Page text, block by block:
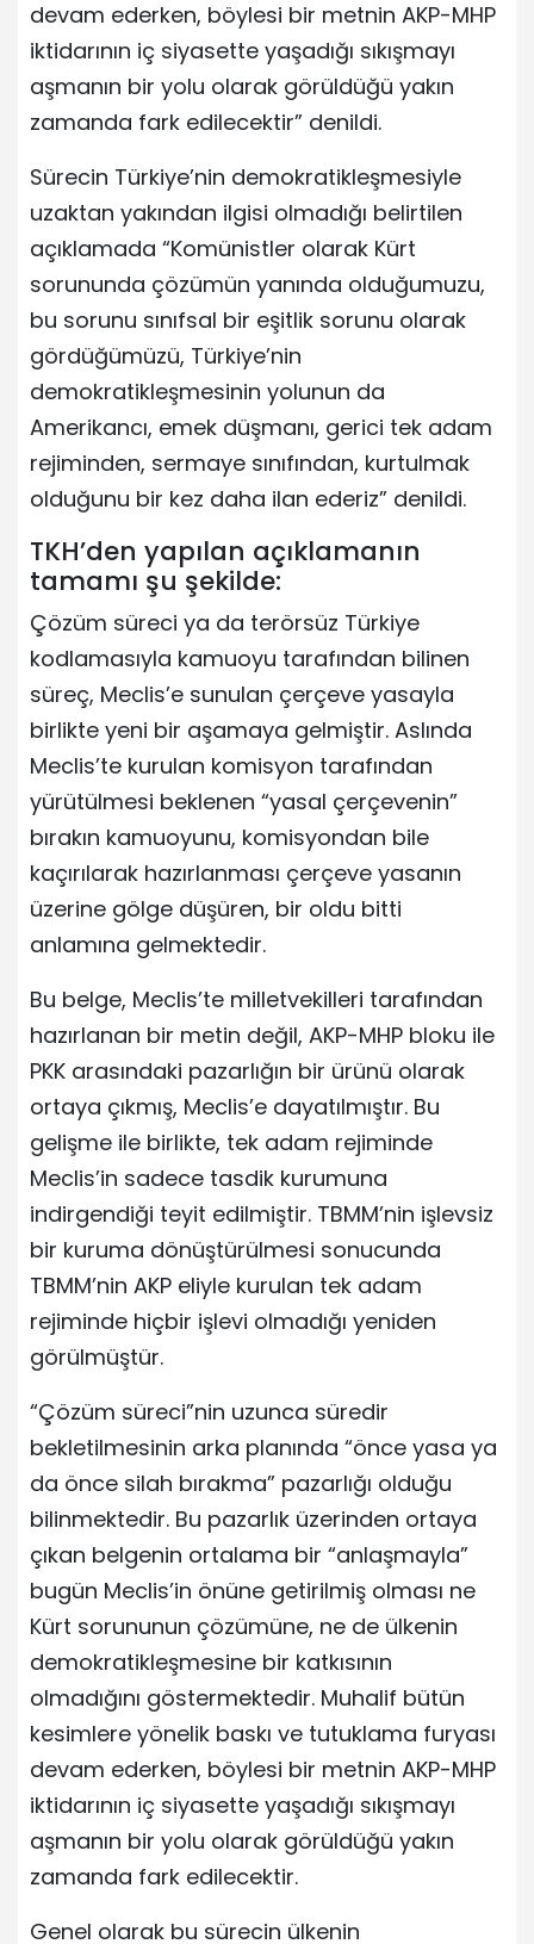
devam ederken, böylesi bir metnin AKP-MHP
iktidarının iç siyasette yaşadığı sıkışmayı
aşmanın bir yolu olarak görüldüğü yakın
zamanda fark edilecektir” denildi.
Sürecin Türkiye’nin demokratikleşmesiyle
uzaktan yakından ilgisi olmadığı belirtilen
açıklamada “Komünistler olarak Kürt
sorununda çözümün yanında olduğumuzu,
bu sorunu sınıfsal bir eşitlik sorunu olarak
gördüğümüzü, Türkiye’nin
demokratikleşmesinin yolunun da
Amerikancı, emek düşmanı, gerici tek adam
rejiminden, sermaye sınıfından, kurtulmak
olduğunu bir kez daha ilan ederiz” denildi.
TKH’den yapılan açıklamanın
tamamı şu şekilde:
Çözüm süreci ya da terörsüz Türkiye
kodlamasıyla kamuoyu tarafından bilinen
süreç, Meclis’e sunulan çerçeve yasayla
birlikte yeni bir aşamaya gelmiştir. Aslında
Meclis’te kurulan komisyon tarafından
yürütülmesi beklenen “yasal çerçevenin”
bırakın kamuoyunu, komisyondan bile
kaçırılarak hazırlanması çerçeve yasanın
üzerine gölge düşüren, bir oldu bitti
anlamına gelmektedir.
Bu belge, Meclis’te milletvekilleri tarafından
hazırlanan bir metin değil, AKP-MHP bloku ile
PKK arasındaki pazarlığın bir ürünü olarak
ortaya çıkmış, Meclis’e dayatılmıştır. Bu
gelişme ile birlikte, tek adam rejiminde
Meclis’in sadece tasdik kurumuna
indirgendiği teyit edilmiştir. TBMM’nin işlevsiz
bir kuruma dönüştürülmesi sonucunda
TBMM’nin AKP eliyle kurulan tek adam
rejiminde hiçbir işlevi olmadığı yeniden
görülmüştür.
“Çözüm süreci”nin uzunca süredir
bekletilmesinin arka planında “önce yasa ya
da önce silah bırakma” pazarlığı olduğu
bilinmektedir. Bu pazarlık üzerinden ortaya
çıkan belgenin ortalama bir “anlaşmayla”
bugün Meclis’in önüne getirilmiş olması ne
Kürt sorununun çözümüne, ne de ülkenin
demokratikleşmesine bir katkısının
olmadığını göstermektedir. Muhalif bütün
kesimlere yönelik baskı ve tutuklama furyası
devam ederken, böylesi bir metnin AKP-MHP
iktidarının iç siyasette yaşadığı sıkışmayı
aşmanın bir yolu olarak görüldüğü yakın
zamanda fark edilecektir.
Genel olarak bu sürecin ülkenin